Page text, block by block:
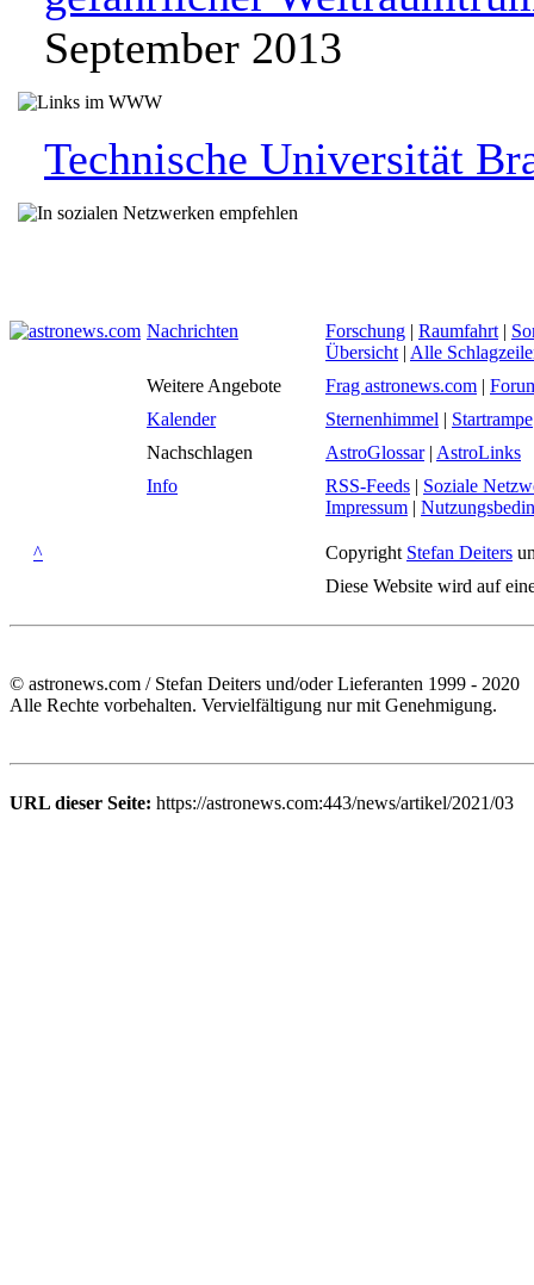
September 2013
Technische Universität
Nachrichten Forschung | Raumfahrt |
Übersicht | Alle
Weitere Angebote
Frag astronews.com |
Kalender
Sternenhimmel | Startrampe
Nachschlagen
AstroGlossar| AstroLinks
Info
RSS-Feeds | Soziale
Impressum |
^ Copyright Stefan Deiters
Diese Website wird auf
© astronews.com / Stefan Deiters und/oder Lieferanten 1999 - 2020
Alle Rechte vorbehalten. Vervielfältigung nur mit Genehmigung.
URL dieser Seite: https://astronews.com:443/news/artikel/2021/03